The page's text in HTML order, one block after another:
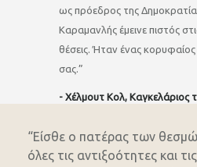
ως πρόεδρος της
Καραμανλής έμεινε πιστός
θέσεις. Ήταν ένας
σας.”
- Χέλμουτ Κολ, Καγκελάριος
“Είσθε ο πατέρας των
όλες τις αντιξοότητες και